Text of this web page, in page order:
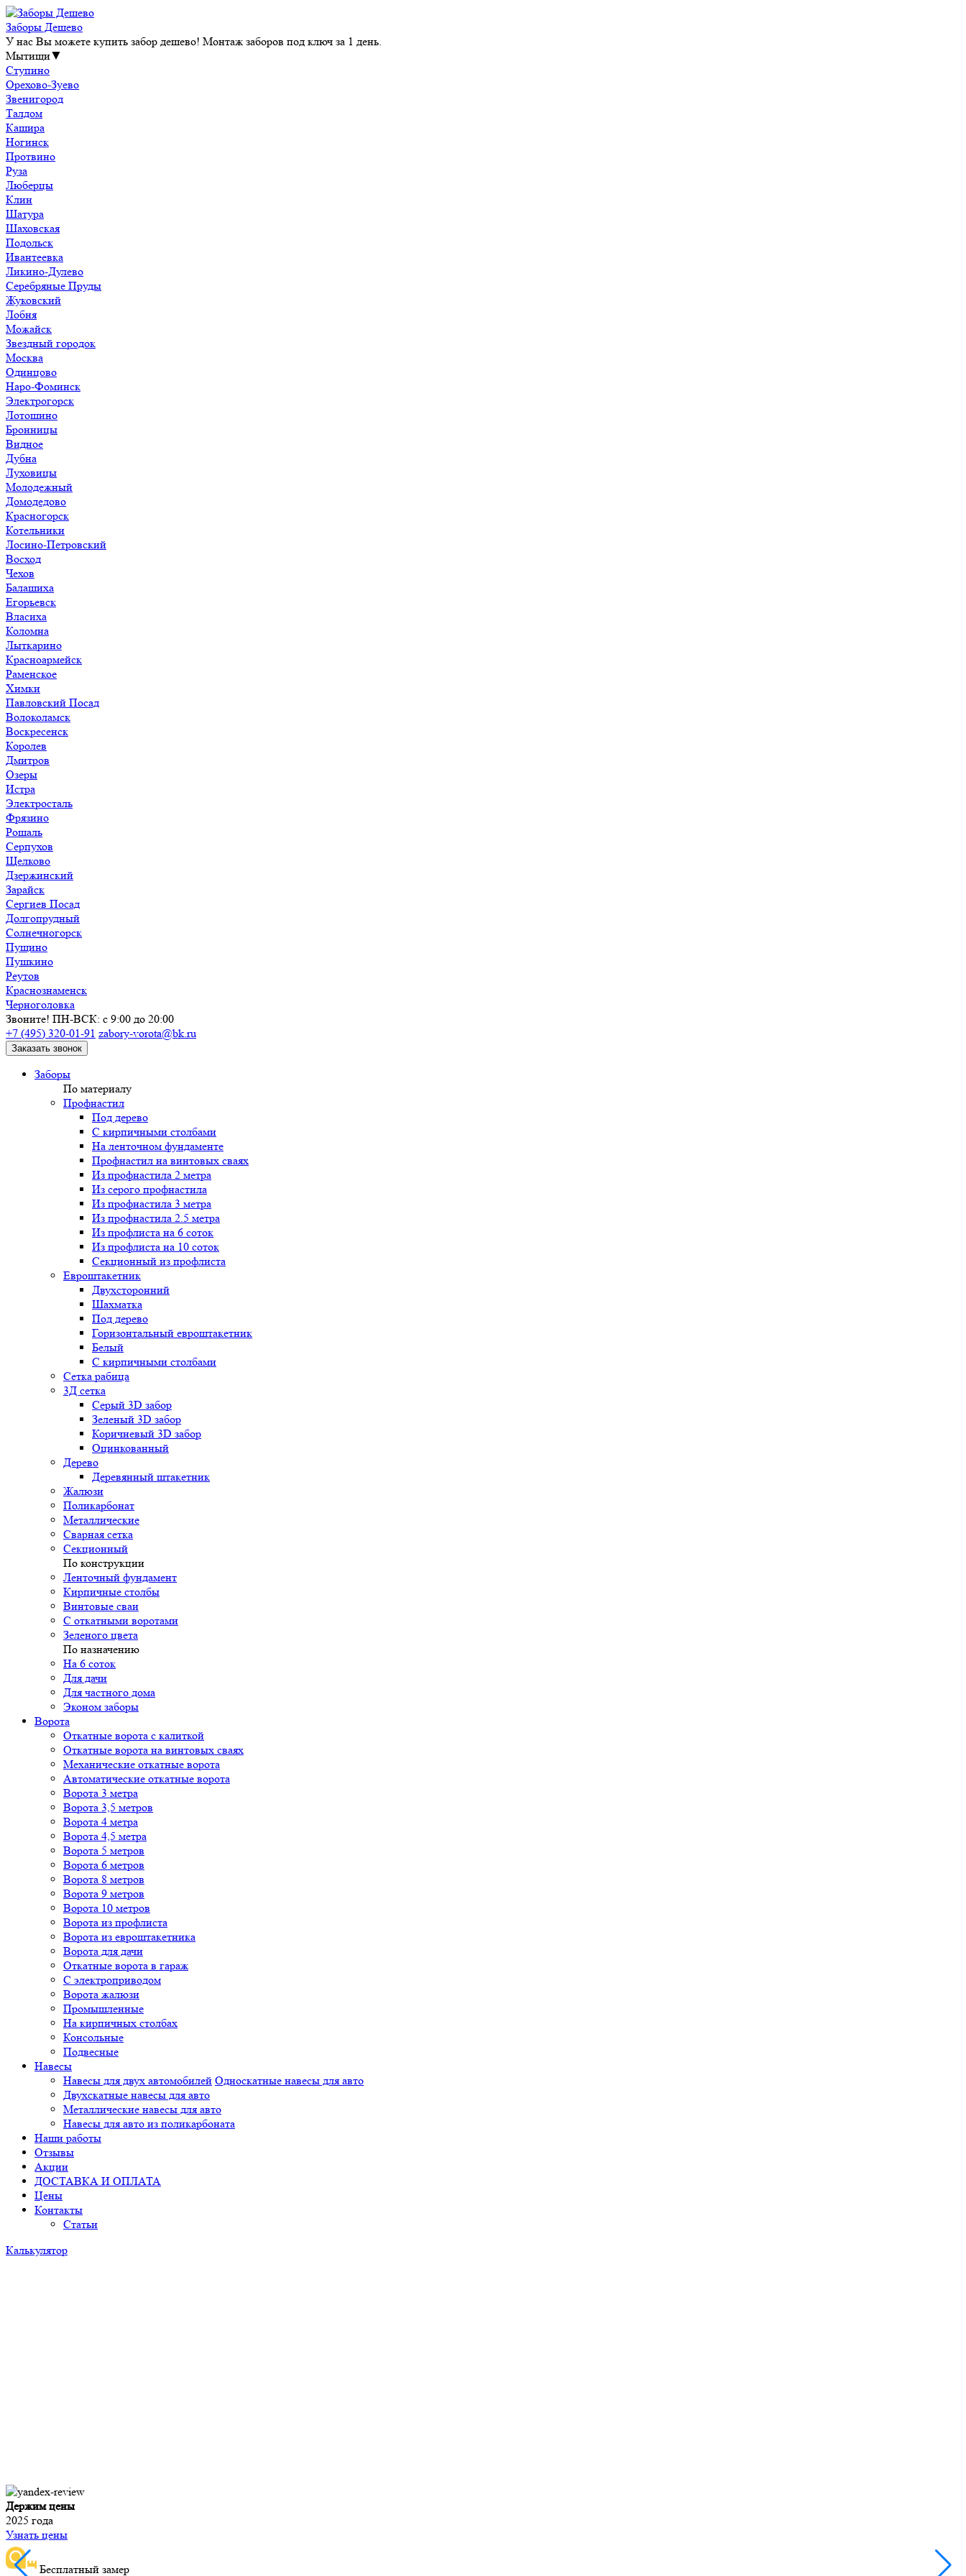
Заборы Дешево
У нас Вы можете купить забор дешево! Монтаж заборов под ключ за 1 день.
Мытищи▼
Ступино
Орехово-Зуево
Звенигород
Талдом
Кашира
Ногинск
Протвино
Руза
Люберцы
Клин
Шатура
Шаховская
Подольск
Ивантеевка
Ликино-Дулево
Серебряные Пруды
Жуковский
Лобня
Можайск
Звездный городок
Москва
Одинцово
Наро-Фоминск
Электрогорск
Лотошино
Бронницы
Видное
Дубна
Луховицы
Молодежный
Домодедово
Красногорск
Котельники
Лосино-Петровский
Восход
Чехов
Балашиха
Егорьевск
Власиха
Коломна
Лыткарино
Красноармейск
Раменское
Химки
Павловский Посад
Волоколамск
Воскресенск
Королев
Дмитров
Озеры
Истра
Электросталь
Фрязино
Рошаль
Серпухов
Щелково
Дзержинский
Зарайск
Сергиев Посад
Долгопрудный
Солнечногорск
Пущино
Пушкино
Реутов
Краснознаменск
Черноголовка
Звоните! ПН-ВСК: с 9:00 до 20:00
+7 (495) 320-01-91 zabory-vorota@bk.ru
Заказать звонок
Заборы
По материалу
Профнастил
Под дерево
С кирпичными столбами
На ленточном фундаменте
Профнастил на винтовых сваях
Из профнастила 2 метра
Из серого профнастила
Из профнастила 3 метра
Из профнастила 2.5 метра
Из профлиста на 6 соток
Из профлиста на 10 соток
Секционный из профлиста
Евроштакетник
Двухсторонний
Шахматка
Под дерево
Горизонтальный евроштакетник
Белый
С кирпичными столбами
Сетка рабица
3Д сетка
Серый 3D забор
Зеленый 3D забор
Коричневый 3D забор
Оцинкованный
Дерево
Деревянный штакетник
Жалюзи
Поликарбонат
Металлические
Сварная сетка
Секционный
По конструкции
Ленточный фундамент
Кирпичные столбы
Винтовые сваи
С откатными воротами
Зеленого цвета
По назначению
На 6 соток
Для дачи
Для частного дома
Эконом заборы
Ворота
Откатные ворота с калиткой
Откатные ворота на винтовых сваях
Механические откатные ворота
Автоматические откатные ворота
Ворота 3 метра
Ворота 3,5 метров
Ворота 4 метра
Ворота 4,5 метра
Ворота 5 метров
Ворота 6 метров
Ворота 8 метров
Ворота 9 метров
Ворота 10 метров
Ворота из профлиста
Ворота из евроштакетника
Ворота для дачи
Откатные ворота в гараж
С электроприводом
Ворота жалюзи
Промышленные
На кирпичных столбах
Консольные
Подвесные
Навесы
Навесы для двух автомобилей Односкатные навесы для авто
Двухскатные навесы для авто
Металлические навесы для авто
Навесы для авто из поликарбоната
Наши работы
Отзывы
Акции
ДОСТАВКА И ОПЛАТА
Цены
Контакты
Статьи
Калькулятор
Держим цены
2025 года
Узнать цены
Бесплатный замер